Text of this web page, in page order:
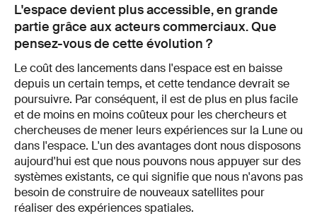
L'espace devient plus accessible, en grande
partie grâce aux acteurs commerciaux. Que
pensez-vous de cette évolution ?
Le coût des lancements dans l'espace est en baisse
depuis un certain temps, et cette tendance devrait se
poursuivre. Par conséquent, il est de plus en plus facile
et de moins en moins coûteux pour les chercheurs et
chercheuses de mener leurs expériences sur la Lune ou
dans l'espace. L'un des avantages dont nous disposons
aujourd'hui est que nous pouvons nous appuyer sur des
systèmes existants, ce qui signifie que nous n'avons pas
besoin de construire de nouveaux satellites pour
réaliser des expériences spatiales.